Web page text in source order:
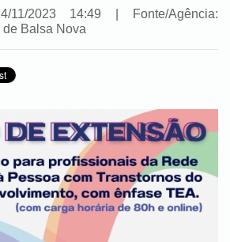
11/2023 14:49 | Fonte/Agência:
Balsa Nova